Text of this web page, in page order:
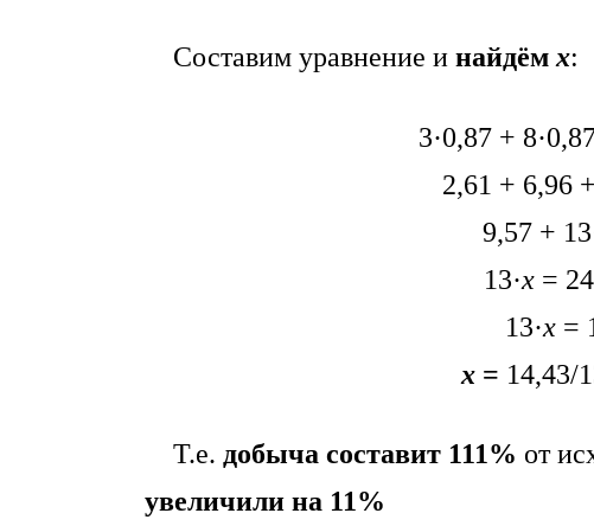
Составим уравнение и найдёмх:
3·0,87 +
2,61 + 6,96
9,57 +
13·х=
13·х=
х = 14,43/
Т.е. добыча составит 111% от
увеличили на 11%